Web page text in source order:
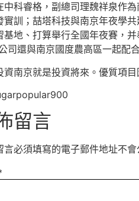
中科睿格，副總司理魏祥泉作
實訓；喆塔科技與南京年夜學
基地、打算舉行全國年夜賽，
司還與南京國度農高區一起配
資南京就是投資將來。優質項
留言
言必須填寫的電子郵件地址不會